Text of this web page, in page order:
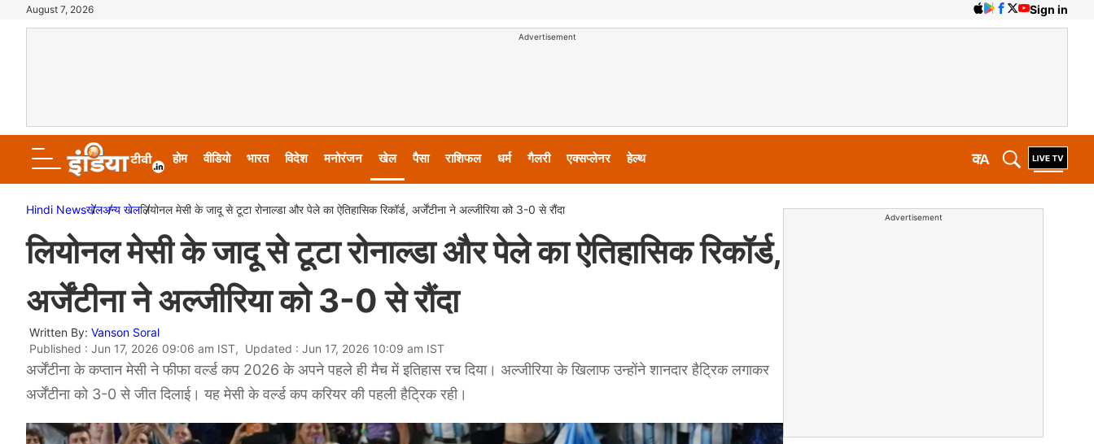
August 7, 2026 Sign in
Advertisement
होम वीडियो भारत विदेश मनोरंजन खेल पैसा राशिफल धर्म गैलरी एक्सप्लेनर हेल्थ A
क
Hindi Newsखेलअन्य खेललियोनल मेसी के जादू से टूटा रोनाल्डा और पेले का ऐतिहासिक रिकॉर्ड, अर्जेंटीना ने अल्जीरिया को 3-0 से रौंदा
लियोनल मेसी के जादू से टूटा रोनाल्डा और पेले का ऐतिहासिक रिकॉर्ड,
अर्जेंटीना ने अल्जीरिया को 3-0 से रौंदा
Written By: Vanson Soral
Published : Jun 17, 2026 09:06 am IST, Updated : Jun 17, 2026 10:09 am IST
अर्जेंटीना के कप्तान मेसी ने फीफा वर्ल्ड कप 2026 के अपने पहले ही मैच में इतिहास रच दिया। अल्जीरिया के खिलाफ उन्होंने शानदार हैट्रिक लगाकर
अर्जेंटीना को 3-0 से जीत दिलाई। यह मेसी के वर्ल्ड कप करियर की पहली हैट्रिक रही।
Advertisement